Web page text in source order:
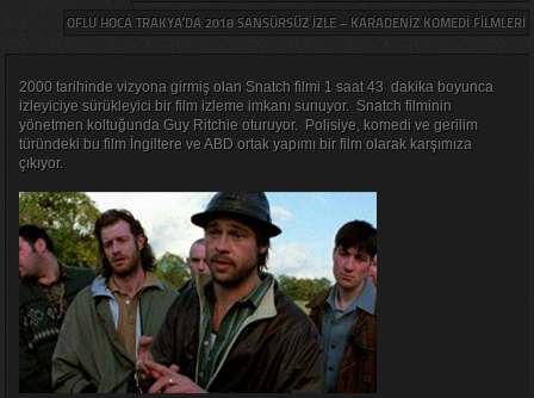
OFLU HOCA TRAKYA’DA 2018 SANSÜRSÜZ IZLE – KARADENIZ KOMEDI FILMLERI
2000 tarihinde vizyona girmiş olan Snatch filmi 1 saat 43 dakika boyunca
izleyiciye sürükleyici bir film izleme imkanı sunuyor. Snatch filminin
yönetmen koltuğunda Guy Ritchie oturuyor. Polisiye, komedi ve gerilim
türündeki bu film İngiltere ve ABD ortak yapımı bir film olarak karşımıza
çıkıyor.